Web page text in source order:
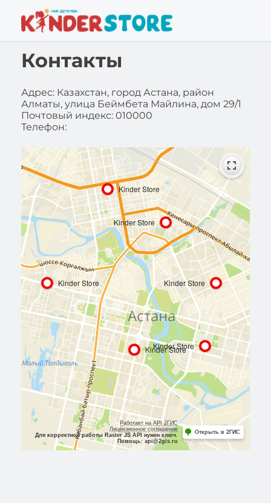
Контакты
Адрес: Казахстан, город Астана, район
Алматы, улица Беймбета Майлина, дом 29/1
Почтовый индекс: 010000
Телефон: